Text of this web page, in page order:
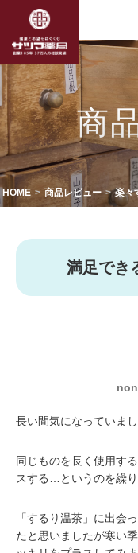
商
HOME 商品レビュー 楽々
満足でき
長い間気になっていまし
同じものを長く使用す
スする…というのを繰
「するり温茶」に出会
たと思いましたが寒い